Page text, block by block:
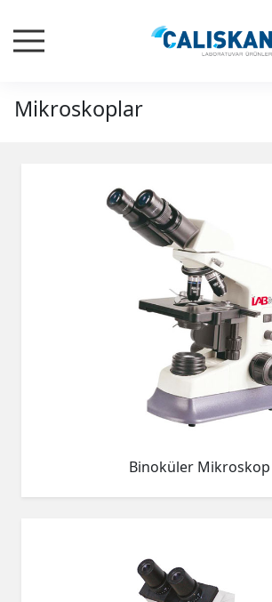
Mikroskoplar
Binoküler Mikroskop